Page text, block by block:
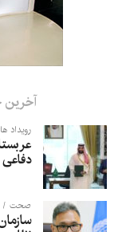
آخرین
رویداد
دفاعی
صحت